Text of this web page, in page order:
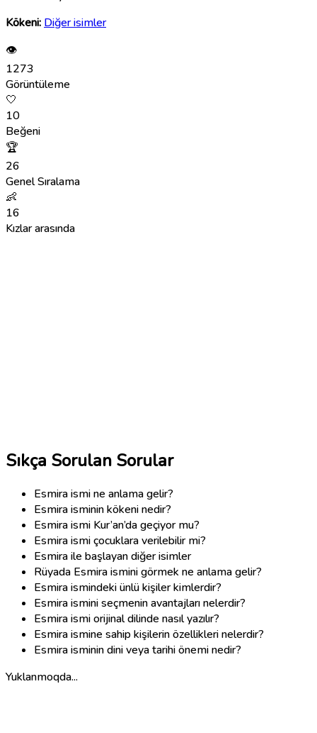
Kökeni: Diğer isimler
👁
1273
Görüntüleme
🤍
10
Beğeni
🏆
26
Genel Sıralama
👶
16
Kızlar arasında
Sıkça Sorulan Sorular
Esmira ismi ne anlama gelir?
Esmira isminin kökeni nedir?
Esmira ismi Kur’an’da geçiyor mu?
Esmira ismi çocuklara verilebilir mi?
Esmira ile başlayan diğer isimler
Rüyada Esmira ismini görmek ne anlama gelir?
Esmira ismindeki ünlü kişiler kimlerdir?
Esmira ismini seçmenin avantajları nelerdir?
Esmira ismi orijinal dilinde nasıl yazılır?
Esmira ismine sahip kişilerin özellikleri nelerdir?
Esmira isminin dini veya tarihi önemi nedir?
Yuklanmoqda...